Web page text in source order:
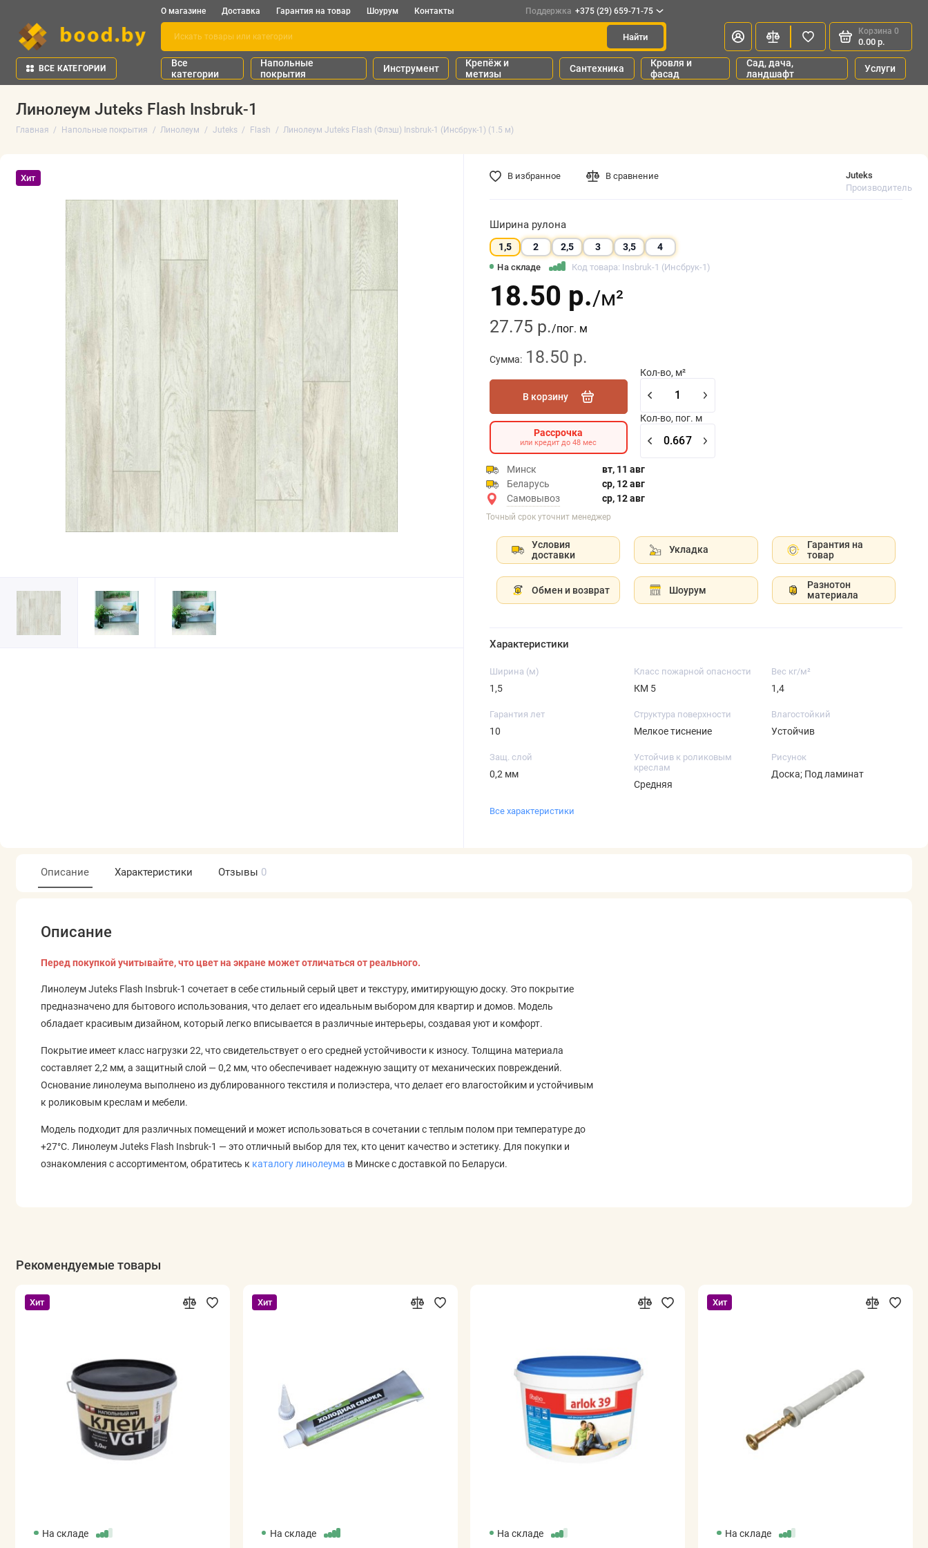
О магазине Доставка Гарантия на товар Шоурум Контакты Поддержка +375 (29) 659-71-75
Найти
Корзина 0
0.00 р.
ВСЕ КАТЕГОРИИ
Все
категории
Напольные
покрытия
Инструмент
Крепёж и
метизы
Сантехника
Кровля и
фасад
Сад, дача,
ландшафт
Услуги
Линолеум Juteks Flash Insbruk-1
Главная Напольные покрытия Линолеум Juteks Flash Линолеум Juteks Flash (Флэш) Insbruk-1 (Инсбрук-1) (1.5 м)
Хит
На складе Код товара: Insbruk-1 (Инсбрук-1)
Juteks
Производитель
18.50 р./м²
27.75 р./пог. м
Сумма: 18.50 р.
В корзину
Рассрочка
или кредит до 48 мес
Кол-во, м²
Кол-во, пог. м
Минск
вт, 11 авг
Беларусь
ср, 12 авг
Самовывоз
ср, 12 авг
Точный срок уточнит менеджер
Условия
доставки
Укладка
Гарантия на
товар
Обмен и возврат Шоурум
Разнотон
материала
В избранное В сравнение
Ширина рулона
1,5 2 2,5 3 3,5 4
Характеристики
Ширина (м)
1,5
Класс пожарной опасности
КМ 5
Вес кг/м²
1,4
Гарантия лет
10
Структура поверхности
Мелкое тиснение
Влагостойкий
Устойчив
Защ. слой
0,2 мм
Устойчив к роликовым
креслам
Средняя
Рисунок
Доска; Под ламинат
Все характеристики
Описание Характеристики Отзывы 0
Описание
Перед покупкой учитывайте, что цвет на экране может отличаться от реального.
Линолеум Juteks Flash Insbruk-1 сочетает в себе стильный серый цвет и текстуру, имитирующую доску. Это покрытие
предназначено для бытового использования, что делает его идеальным выбором для квартир и домов. Модель
обладает красивым дизайном, который легко вписывается в различные интерьеры, создавая уют и комфорт.
Покрытие имеет класс нагрузки 22, что свидетельствует о его средней устойчивости к износу. Толщина материала
составляет 2,2 мм, а защитный слой — 0,2 мм, что обеспечивает надежную защиту от механических повреждений.
Основание линолеума выполнено из дублированного текстиля и полиэстера, что делает его влагостойким и устойчивым
к роликовым креслам и мебели.
Модель подходит для различных помещений и может использоваться в сочетании с теплым полом при температуре до
+27°C. Линолеум Juteks Flash Insbruk-1 — это отличный выбор для тех, кто ценит качество и эстетику. Для покупки и
ознакомления с ассортиментом, обратитесь к каталогу линолеума в Минске с доставкой по Беларуси.
Рекомендуемые товары
Хит
На складе
Хит
На складе На складе
Хит
На складе